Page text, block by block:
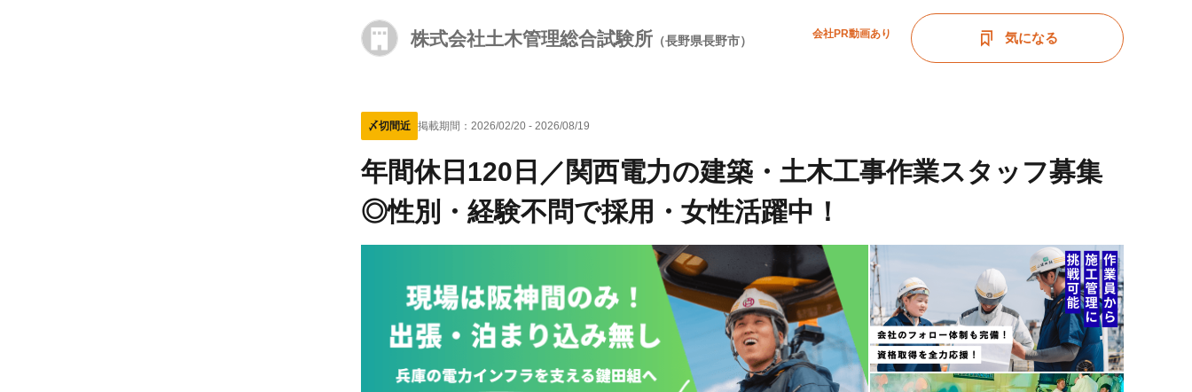
株式会社土木管理総合試験所 （長野県長野市） 会社PR動画あり 気になる
〆切間近 掲載期間： 2026/02/20 - 2026/08/19
年間休日120日／関西電力の建築・土木工事作業スタッフ募集
◎性別・経験不問で採用・女性活躍中！